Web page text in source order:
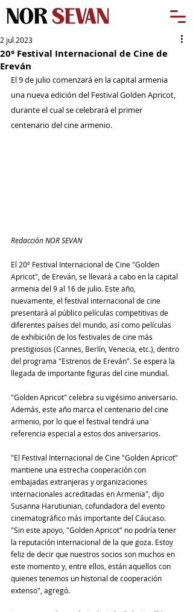
20° Festival Internacional de Cine de
Ereván
2 jul 2023
El 9 de julio comenzará en la capital armenia
una nueva edición del Festival Golden Apricot,
durante el cual se celebrará el primer
centenario del cine armenio.
Redacción NOR SEVAN
El 20º Festival Internacional de Cine "Golden
Apricot", de Ereván, se llevará a cabo en la capital
armenia del 9 al 16 de julio. Este año,
nuevamente, el festival internacional de cine
presentará al público películas competitivas de
diferentes países del mundo, así como películas
de exhibición de los festivales de cine más
prestigiosos (Cannes, Berlín, Venecia, etc.), dentro
del programa "Estrenos de Ereván". Se espera la
llegada de importante figuras del cine mundial.
"Golden Apricot" celebra su vigésimo aniversario.
Además, este año marca el centenario del cine
armenio, por lo que el festival tendrá una
referencia especial a estos dos aniversarios.
"El Festival Internacional de Cine "Golden Apricot"
mantiene una estrecha cooperación con
embajadas extranjeras y organizaciones
internacionales acreditadas en Armenia", dijo
Susanna Harutiunian, cofundadora del evento
cinematográfico más importante del Cáucaso.
"Sin este apoyo, "Golden Apricot" no podría tener
la reputación internacional de la que goza. Estoy
feliz de decir que nuestros socios son muchos en
este momento y, entre ellos, están aquellos con
quienes tenemos un historial de cooperación
extenso", agregó.